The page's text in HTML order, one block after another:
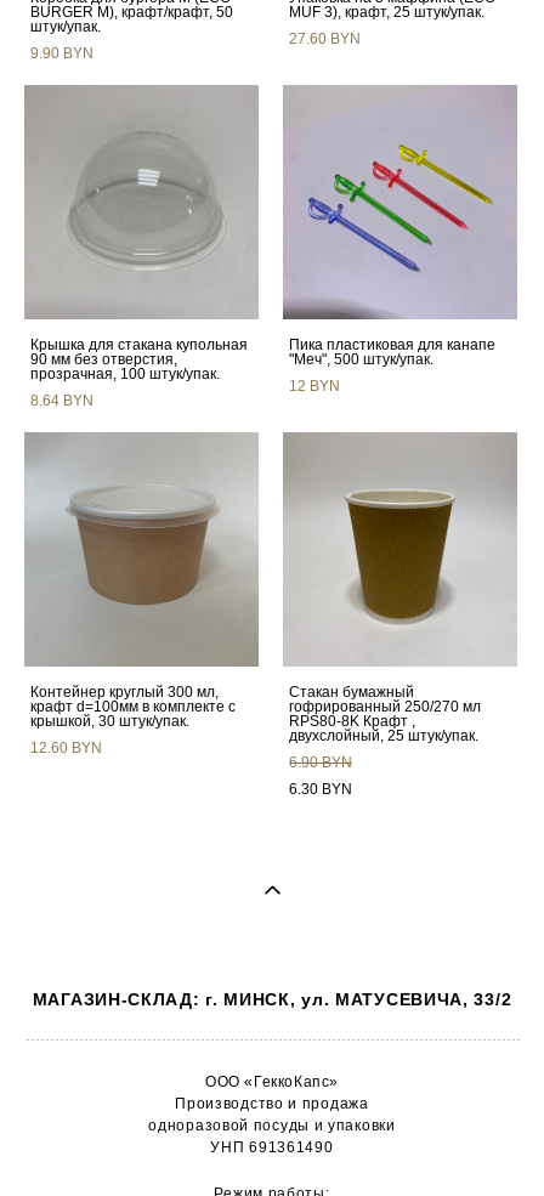
BURGER M), крафт/крафт, 50
штук/упак.
9.90 BYN
MUF 3), крафт, 25 штук/упак.
27.60 BYN
Крышка для стакана купольная
90 мм без отверстия,
прозрачная, 100 штук/упак.
8.64 BYN
Пика пластиковая для канапе
"Меч", 500 штук/упак.
12 BYN
Контейнер круглый 300 мл,
крафт d=100мм в комплекте с
крышкой, 30 штук/упак.
12.60 BYN
Стакан бумажный
гофрированный 250/270 мл
RPS80-8K Крафт ,
двухслойный, 25 штук/упак.
6.90 BYN
6.30 BYN
МАГАЗИН-СКЛАД: г. МИНСК, ул. МАТУСЕВИЧА, 33/2
ООО «ГеккоКапс»
Производство и продажа
одноразовой посуды и упаковки
УНП 691361490